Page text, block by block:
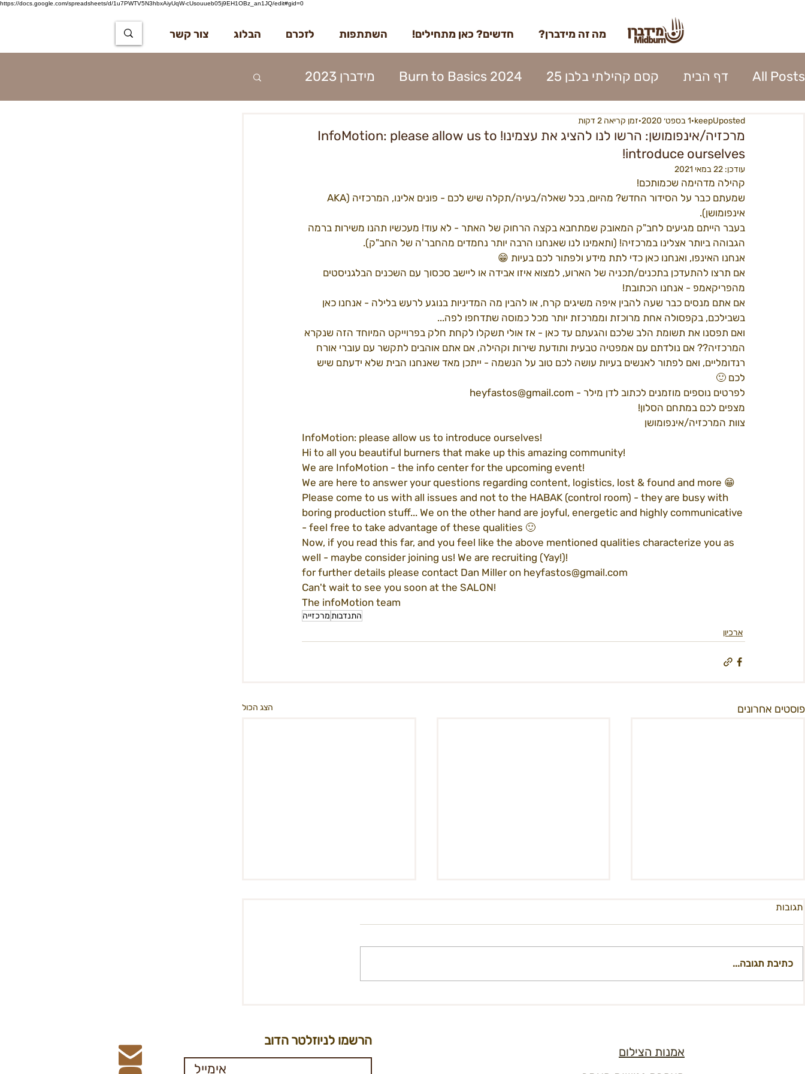
https://docs.google.com/spreadsheets/d/1u7PWTV5N3hbxAiyUqW-cUsouueb05j9EH1OBz_an1JQ/edit#gid=0
מה זה מידברן? חדשים? כאן מתחילים! השתתפות לזכרם הבלוג צור קשר
All Posts דף הבית קסם קהילתי בלבן 25 Burn to Basics 2024 מידברן 2023
השתתפות 2023 כרטוס 2023
נהלי העיר 2023
כניסה לעיר 2023 פירוק העיר 2023 עמותה 2023
בנה ביתך22 מידברן 22 - מפגשים 22כרטיסים 22קראוונים הקמות22
פרי קאמפס המדריך ל בדרך למידברן22
חשל"ש
מרכזיה/אינפומושן: הרשו לנו להציג את עצמינו! InfoMotion: please allow us to
introduce ourselves!
keepUposted 1 בספט׳ 2020 זמן קריאה 2 דקות
עודכן: 22 במאי 2021
קהילה מדהימה שכמותכם!
אינפומושן).
בעבר הייתם מגיעים לחב"ק המאובק שמתחבא בקצה הרחוק של האתר - לא עוד! מעכשיו תהנו משירות ברמה
הגבוהה ביותר אצלינו במרכזיה! (ותאמינו לנו שאנחנו הרבה יותר נחמדים מהחבר'ה של החב"ק).
אנחנו האינפו, ואנחנו כאן כדי לתת מידע ולפתור לכם בעיות 😁
אם תרצו להתעדכן בתכנים/תכניה של הארוע, למצוא איזו אבידה או ליישב סכסוך עם השכנים הבלגניסטים
מהפריקאמפ - אנחנו הכתובת!
אם אתם מנסים כבר שעה להבין איפה משיגים קרח, או להבין מה המדיניות בנוגע לרעש בלילה - אנחנו כאן
בשבילכם, בקפסולה אחת מרוכזת וממרכזת יותר מכל כמוסה שתדחפו לפה...
ואם תפסנו את תשומת הלב שלכם והגעתם עד כאן - אז אולי תשקלו לקחת חלק בפרוייקט המיוחד הזה שנקרא
המרכזיה?? אם נולדתם עם אמפטיה טבעית ותודעת שירות וקהילה, אם אתם אוהבים לתקשר עם עוברי אורח
רנדומליים, ואם לפתור לאנשים בעיות עושה לכם טוב על הנשמה - ייתכן מאד שאנחנו הבית שלא ידעתם שיש
לכם 🙂
לפרטים נוספים מוזמנים לכתוב לדן מילר - heyfastos@gmail.com
מצפים לכם במתחם הסלון!
צוות המרכזיה/אינפומושן
InfoMotion: please allow us to introduce ourselves!
Hi to all you beautiful burners that make up this amazing community!
We are InfoMotion - the info center for the upcoming event!
We are here to answer your questions regarding content, logistics, lost & found and more 😁
Please come to us with all issues and not to the HABAK (control room) - they are busy with
boring production stuff... We on the other hand are joyful, energetic and highly communicative
- feel free to take advantage of these qualities 🙂
Now, if you read this far, and you feel like the above mentioned qualities characterize you as
well - maybe consider joining us! We are recruiting (Yay!)!
for further details please contact Dan Miller on heyfastos@gmail.com
Can't wait to see you soon at the SALON!
The infoMotion team
התנדבותמרכזייה
ארכיון
פוסטים אחרונים הצג הכול
נעים להכיר, מחלקת תמיכה
תגובות
כתיבת תגובה...
הרשמו לניוזלטר הדוב
אמנות הצילום